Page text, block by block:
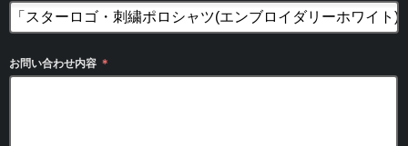
お問い合わせ内容 ＊